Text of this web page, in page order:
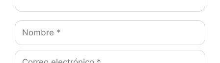
Nombre
Correo